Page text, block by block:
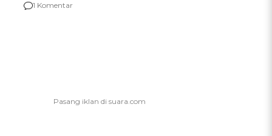
agar Dana Tidak Hangus!
1 Komentar